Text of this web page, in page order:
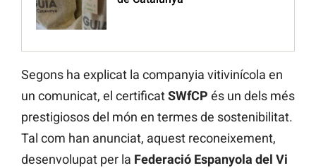
Segons ha explicat la companyia vitivinícola en
un comunicat, el certificatSWfCP és un dels més
prestigiosos del món en termes de sostenibilitat.
Tal com han anunciat, aquest reconeixement,
desenvolupat per la Federació Espanyola del Vi